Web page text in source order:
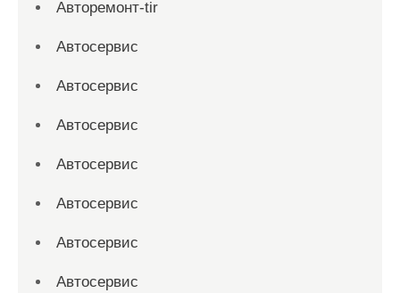
Авторемонт-tir
Автосервис
Автосервис
Автосервис
Автосервис
Автосервис
Автосервис
Автосервис